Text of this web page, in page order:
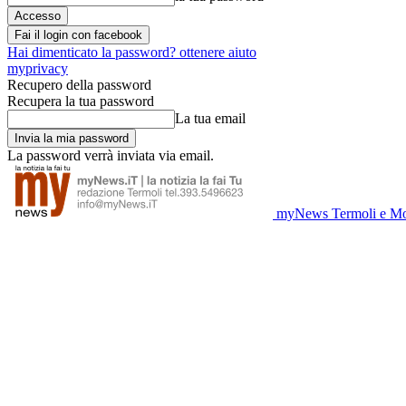
Fai il login con facebook
Hai dimenticato la password? ottenere aiuto
myprivacy
Recupero della password
Recupera la tua password
La tua email
La password verrà inviata via email.
myNews Termoli e